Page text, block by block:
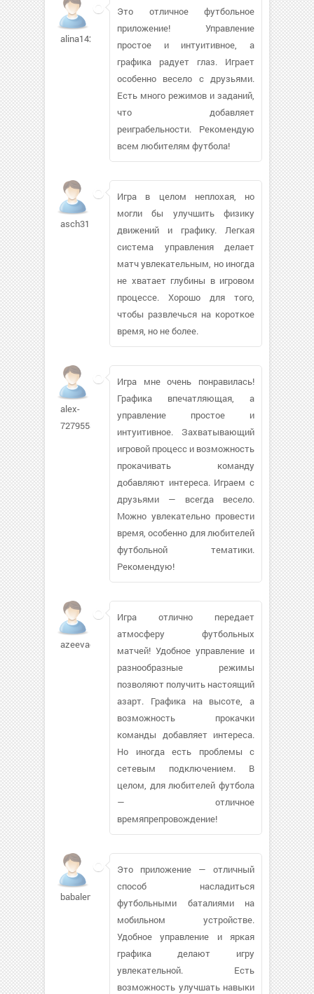
alina1427365
Это отличное футбольное
приложение! Управление
простое и интуитивное, а
графика радует глаз. Играет
особенно весело с друзьями.
Есть много режимов и заданий,
что добавляет
реиграбельности. Рекомендую
всем любителям футбола!
asch31
Игра в целом неплохая, но
могли бы улучшить физику
движений и графику. Легкая
система управления делает
матч увлекательным, но иногда
не хватает глубины в игровом
процессе. Хорошо для того,
чтобы развлечься на короткое
время, но не более.
alex-
7279558
Игра мне очень понравилась!
Графика впечатляющая, а
управление простое и
интуитивное. Захватывающий
игровой процесс и возможность
прокачивать команду
добавляют интереса. Играем с
друзьями — всегда весело.
Можно увлекательно провести
время, особенно для любителей
футбольной тематики.
Рекомендую!
azeevaei
Игра отлично передает
атмосферу футбольных
матчей! Удобное управление и
разнообразные режимы
позволяют получить настоящий
азарт. Графика на высоте, а
возможность прокачки
команды добавляет интереса.
Но иногда есть проблемы с
сетевым подключением. В
целом, для любителей футбола
— отличное
времяпрепровождение!
babalena85862
Это приложение — отличный
способ насладиться
футбольными баталиями на
мобильном устройстве.
Удобное управление и яркая
графика делают игру
увлекательной. Есть
возможность улучшать навыки